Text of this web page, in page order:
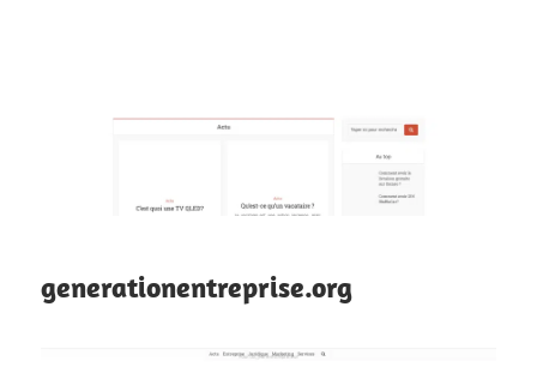
generationentreprise.org